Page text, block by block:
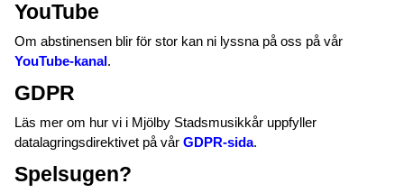
YouTube
Om abstinensen blir för stor kan ni lyssna på oss på vår
YouTube-kanal.
GDPR
Läs mer om hur vi i Mjölby Stadsmusikkår uppfyller
datalagringsdirektivet på vår GDPR-sida.
Spelsugen?